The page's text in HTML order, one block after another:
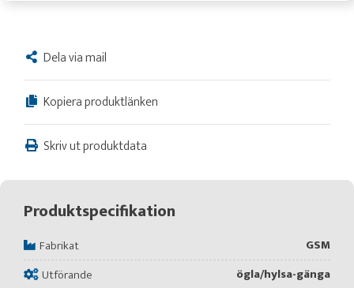
Dela via mail
Kopiera produktlänken
Skriv ut produktdata
Produktspecifikation
Fabrikat
GSM
Utförande
ögla/hylsa-gänga